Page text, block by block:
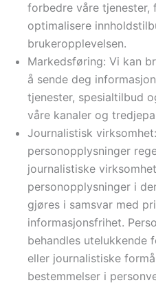
forbedre våre tjenester,
optimalisere
brukeropplevelsen.
Markedsføring: Vi kan
å sende deg
tjenester, spesialtilbud
våre kanaler og
Journalistisk
personopplysninger
journalistiske
personopplysninger i
gjøres i samsvar med
informasjonsfrihet.
behandles
eller journalistiske
bestemmelser i